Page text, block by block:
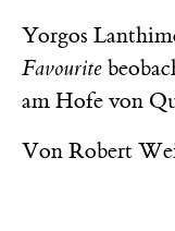
Yorgos
Favourite
am Hofe von
Von Robert